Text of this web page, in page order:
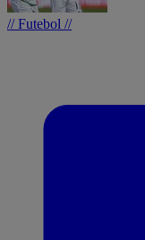
// Futebol //